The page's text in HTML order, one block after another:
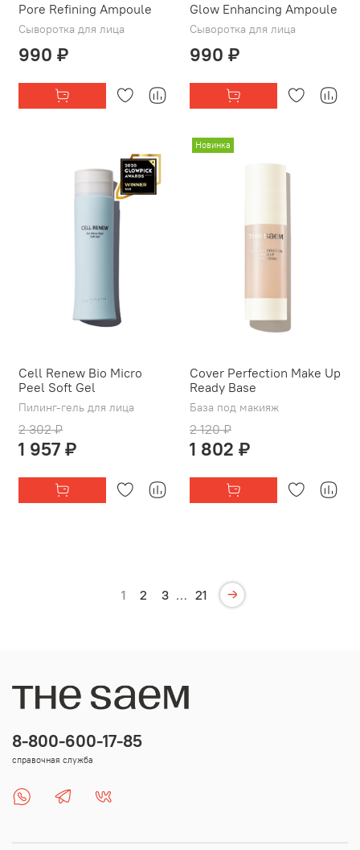
Pore Refining Ampoule
Сыворотка для лица
990 ₽
Glow Enhancing Ampoule
Сыворотка для лица
990 ₽
Cell Renew Bio Micro
Peel Soft Gel
Пилинг-гель для лица
2 302 ₽
1 957 ₽
Новинка
Cover Perfection Make Up
Ready Base
База под макияж
2 120 ₽
1 802 ₽
1 2 3 … 21
8-800-600-17-85
справочная служба